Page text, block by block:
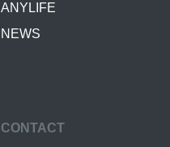
ANYLIFE
NEWS
CONTACT